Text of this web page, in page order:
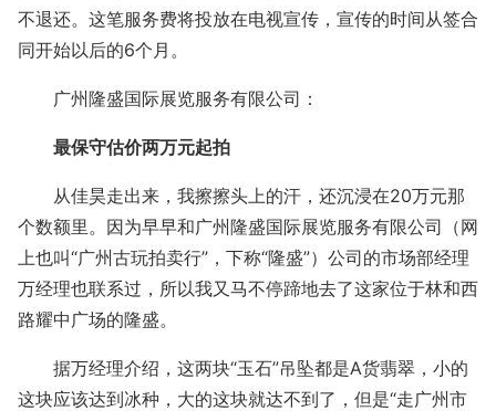
不退还。这笔服务费将投放在电视宣传，宣传的时间从签合
同开始以后的6个月。
广州隆盛国际展览服务有限公司：
最保守估价两万元起拍
从佳昊走出来，我擦擦头上的汗，还沉浸在20万元那
个数额里。因为早早和广州隆盛国际展览服务有限公司（网
上也叫“广州古玩拍卖行”，下称“隆盛”）公司的市场部经理
万经理也联系过，所以我又马不停蹄地去了这家位于林和西
路耀中广场的隆盛。
据万经理介绍，这两块“玉石”吊坠都是A货翡翠，小的
这块应该达到冰种，大的这块就达不到了，但是“走广州市